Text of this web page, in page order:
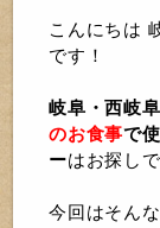
こんにちは
です！
岐阜・西岐
のお食事で
ーはお探し
今回はそん